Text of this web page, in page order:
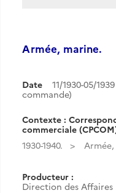
Armée, marine.
Date 11/1930-05/1939
commande)
Contexte :
commerciale
1930-1940.
Producteur :
Direction des